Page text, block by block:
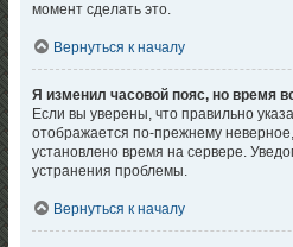
момент сделать это.
Вернуться к началу
Я изменил часовой пояс, но время
Если вы уверены, что правильно
отображается по-прежнему
установлено время на сервере.
устранения проблемы.
Вернуться к началу